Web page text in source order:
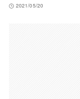
2021/05/20